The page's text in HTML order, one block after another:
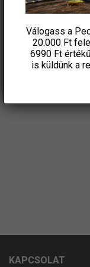
KAPCSOLAT
Válogass a
20.000 Ft
6990 Ft értékű
is küldünk a